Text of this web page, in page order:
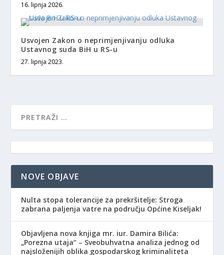
16. lipnja 2026.
Usvojen Zakon o neprimjenjivanju odluka
Ustavnog suda BiH u RS-u
27. lipnja 2023.
NOVE OBJAVE
Nulta stopa tolerancije za prekršitelje: Stroga
zabrana paljenja vatre na području Općine Kiseljak!
Objavljena nova knjiga mr. iur. Damira Bilića:
„Porezna utaja“ – Sveobuhvatna analiza jednog od
najsloženijih oblika gospodarskog kriminaliteta